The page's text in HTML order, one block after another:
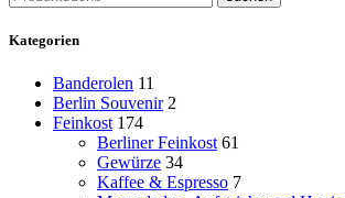
Kategorien
Banderolen 11
Berlin Souvenir 2
Feinkost 174
Berliner Feinkost 61
Gewürze 34
Kaffee & Espresso 7